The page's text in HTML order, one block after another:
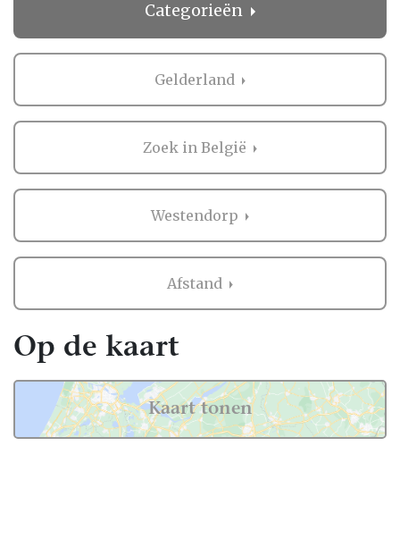
Categorieën
Gelderland
Zoek in België
Westendorp
Afstand
Op de kaart
Kaart tonen